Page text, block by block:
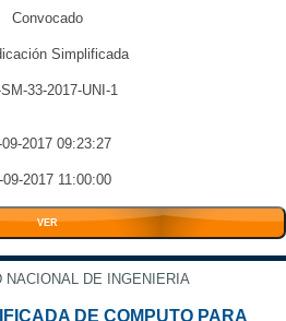
Convocado
Simplificada
33-2017-UNI-1
2017 09:23:27
09-2017 11:00:00
VER
NACIONAL DE INGENIERIA
DE COMPUTO PARA